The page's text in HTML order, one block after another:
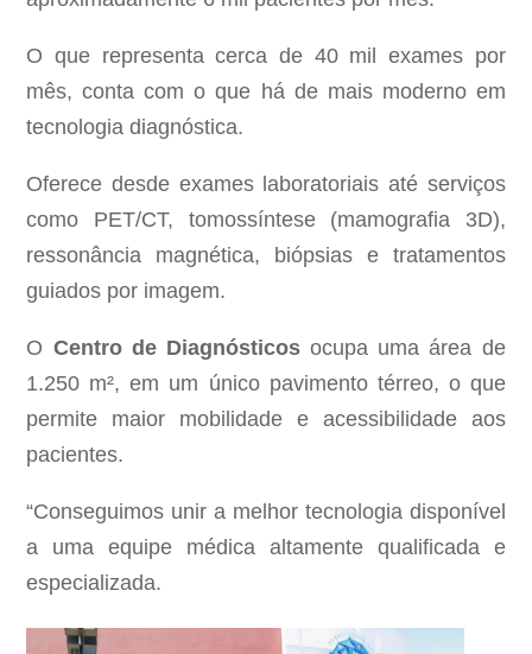
O que representa cerca de 40 mil exames por
mês, conta com o que há de mais moderno em
tecnologia diagnóstica.
Oferece desde exames laboratoriais até serviços
como PET/CT, tomossíntese (mamografia 3D),
ressonância magnética, biópsias e tratamentos
guiados por imagem.
O Centro de Diagnósticosocupa uma área de
1.250 m², em um único pavimento térreo, o que
permite maior mobilidade e acessibilidade aos
pacientes.
“Conseguimos unir a melhor tecnologia disponível
a uma equipe médica altamente qualificada e
especializada.